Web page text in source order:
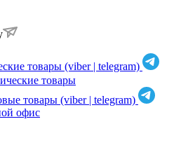
товары (viber | telegram)
товары
товары (viber | telegram)
офис